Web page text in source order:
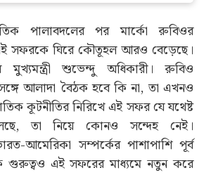
পালাবদলের পর মার্কো রুবিওর
ঘিরে কৌতূহল আরও বেড়েছে।
মুখ্যমন্ত্রী শুভেন্দু অধিকারী। রুবিও
আলাদা বৈঠক হবে কি না, তা এখনও
কূটনীতির নিরিখে এই সফর যে যথেষ্ট
তা নিয়ে কোনও সন্দেহ নেই।
আমেরিকা সম্পর্কের পাশাপাশি পূর্ব
গুরুত্বও এই সফরের মাধ্যমে নতুন করে